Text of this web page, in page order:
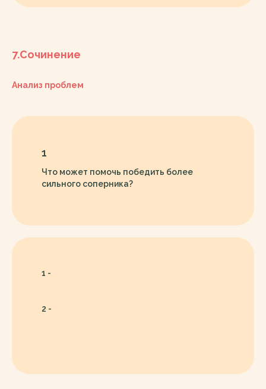
7.Сочинение
Анализ проблем
1
Что может помочь победить более
сильного соперника?
1 -
2 -